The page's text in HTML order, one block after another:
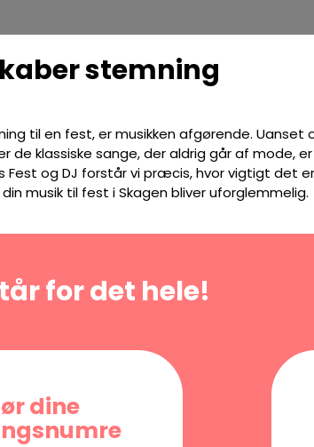
stemning
til en fest, er musikken afgørende. Uanset
de klassiske sange, der aldrig går af mode,
Fest og DJ forstår vi præcis, hvor vigtigt det
musik til fest i Skagen bliver uforglemmelig.
for det hele!
dine